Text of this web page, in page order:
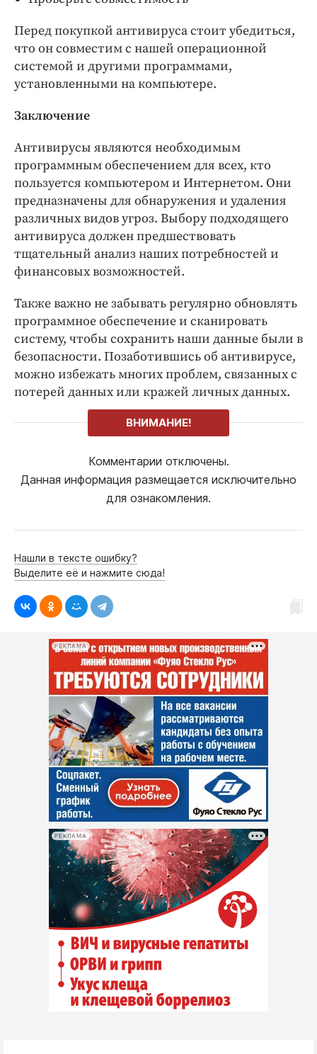
Перед покупкой антивируса стоит убедиться,
что он совместим с нашей операционной
системой и другими программами,
установленными на компьютере.
Заключение
Антивирусы являются необходимым
программным обеспечением для всех, кто
пользуется компьютером и Интернетом. Они
предназначены для обнаружения и удаления
различных видов угроз. Выбору подходящего
антивируса должен предшествовать
тщательный анализ наших потребностей и
финансовых возможностей.
Также важно не забывать регулярно обновлять
программное обеспечение и сканировать
систему, чтобы сохранить наши данные были в
безопасности. Позаботившись об антивирусе,
можно избежать многих проблем, связанных с
потерей данных или кражей личных данных.
ВНИМАНИЕ!
Комментарии отключены.
Данная информация размещается исключительно
для ознакомления.
Нашли в тексте ошибку?
Выделите её и нажмите сюда!
РЕКЛАМА
РЕКЛАМА